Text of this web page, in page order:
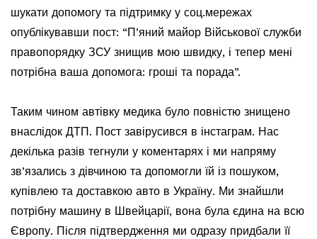
шукати допомогу та підтримку у соц.мережах
опублікувавши пост: “П’яний майор Військової служби
правопорядку ЗСУ знищив мою швидку, і тепер мені
потрібна ваша допомога: гроші та порада”.
Таким чином автівку медика було повністю знищено
внаслідок ДТП. Пост завірусився в інстаграм. Нас
декілька разів тегнули у коментарях і ми напряму
зв’язались з дівчиною та допомогли їй із пошуком,
купівлею та доставкою авто в Україну. Ми знайшли
потрібну машину в Швейцарії, вона була єдина на всю
Європу. Після підтвердження ми одразу придбали її